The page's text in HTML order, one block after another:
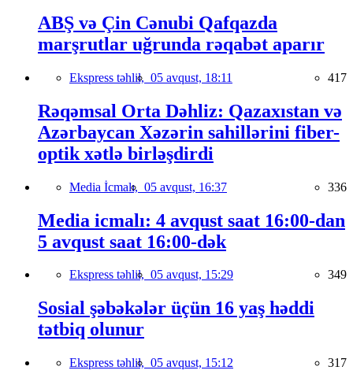
ABŞ və Çin Cənubi Qafqazda
marşrutlar uğrunda rəqabət aparır
Ekspress təhlil, 05 avqust, 18:11 417
Rəqəmsal Orta Dəhliz: Qazaxıstan və
Azərbaycan Xəzərin sahillərini fiber-
optik xətlə birləşdirdi
Media İcmalı, 05 avqust, 16:37 336
Media icmalı: 4 avqust saat 16:00-dan
5 avqust saat 16:00-dək
Ekspress təhlil, 05 avqust, 15:29 349
Sosial şəbəkələr üçün 16 yaş həddi
tətbiq olunur
Ekspress təhlil, 05 avqust, 15:12 317